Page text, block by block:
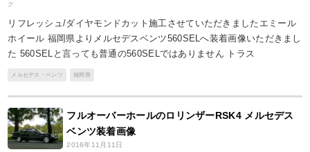
ク
リフレッシュ/ダイヤモンドカット施工させていただきましたエミール
ホイール 福岡県よりメルセデスベンツ560SELへ装着画像いただきまし
た 560SELと言っても普通の560SELではありません トラス
メルセデス・ベンツ 福岡県
フルオーバーホールのロリンザーRSK4 メルセデス
ベンツ装着画像
2016年11月11日